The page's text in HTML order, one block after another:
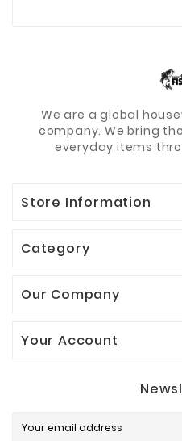
We are a global
company. We bring
everyday items
Store Information
Category
Our Company
Your Account